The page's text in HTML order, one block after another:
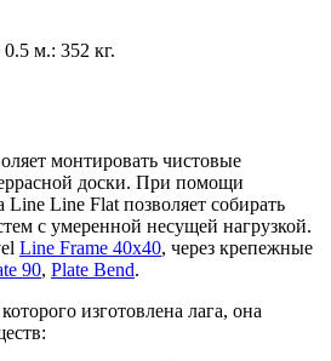
0.5 м.: 352 кг.
монтировать чистовые
доски. При помощи
Line Flat позволяет собирать
с умеренной несущей нагрузкой.
Line Frame 40х40, через крепежные
90, Plate Bend.
изготовлена лага, она